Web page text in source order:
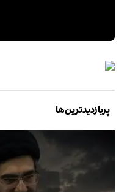
پربازدیدترین‌ها